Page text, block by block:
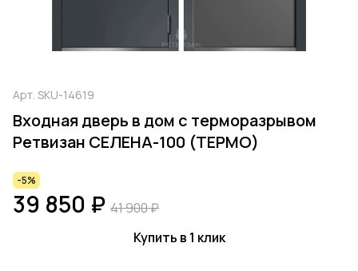
Арт. SKU-14619
Входная дверь в дом с терморазрывом
Ретвизан СЕЛЕНА-100 (TEРMO)
-5%
39 850 ₽ 41 900 ₽
Купить в 1 клик